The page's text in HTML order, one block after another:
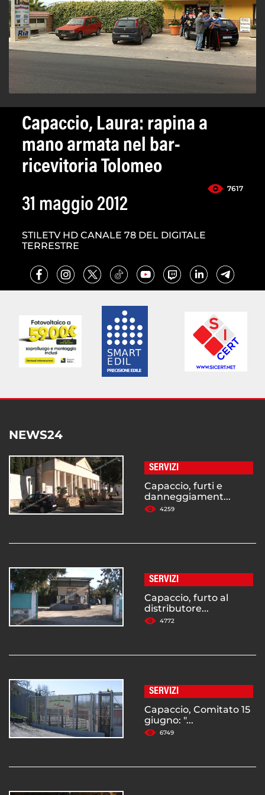
Capaccio, Laura: rapina a
mano armata nel bar-
ricevitoria Tolomeo
7617
31 maggio 2012
STILETV HD CANALE 78 DEL DIGITALE
TERRESTRE
NEWS24
SERVIZI
Capaccio, furti e
danneggiament...
4259
SERVIZI
Capaccio, furto al
distributore...
4772
SERVIZI
Capaccio, Comitato 15
giugno: "...
6749